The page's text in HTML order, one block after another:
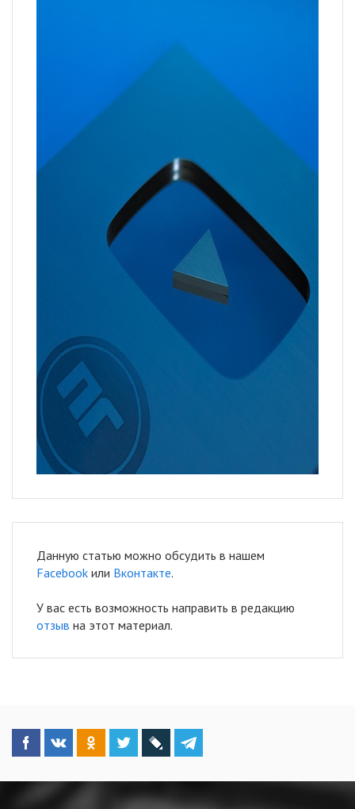
Данную статью можно обсудить в нашем
Facebook или Вконтакте.
У вас есть возможность направить в редакцию
отзыв на этот материал.